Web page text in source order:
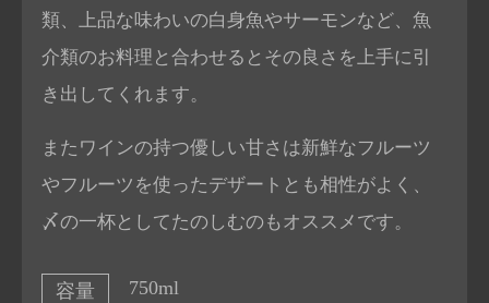
類、上品な味わいの白身魚やサーモンなど、魚
介類のお料理と合わせるとその良さを上手に引
き出してくれます。
またワインの持つ優しい甘さは新鮮なフルーツ
やフルーツを使ったデザートとも相性がよく、
〆の一杯としてたのしむのもオススメです。
容量 750ml